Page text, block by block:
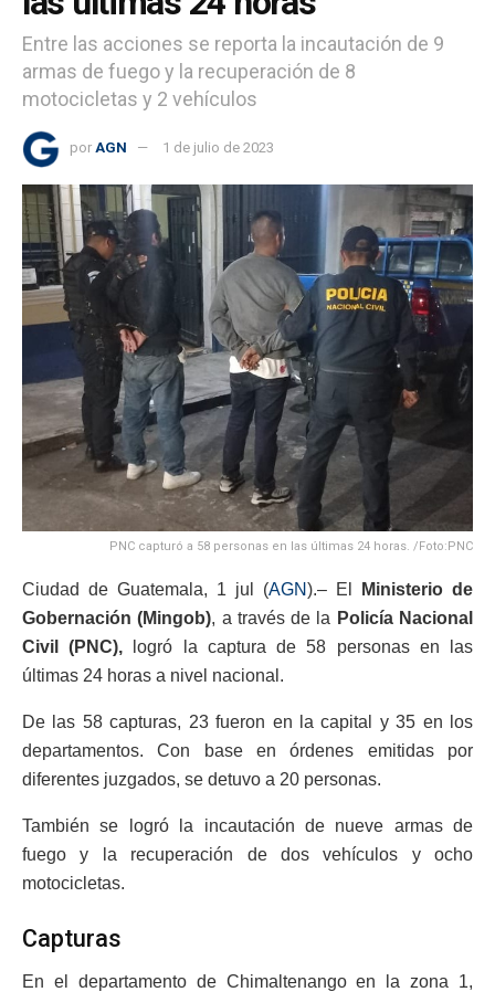
Entre las acciones se reporta la incautación de 9
armas de fuego y la recuperación de 8
motocicletas y 2 vehículos
por AGN 1 de julio de 2023
PNC capturó a 58 personas en las últimas 24 horas. /Foto:PNC
Ciudad de Guatemala, 1 jul (AGN).– El
Ministerio de
Gobernación (Mingob), a través de la Policía Nacional
Civil (PNC), logró la captura de 58 personas en las
últimas 24 horas a nivel nacional.
De las 58 capturas, 23 fueron en la capital y 35 en los
departamentos. Con base en órdenes emitidas por
diferentes juzgados, se detuvo a 20 personas.
También se logró la incautación de nueve armas de
fuego y la recuperación de dos vehículos y ocho
motocicletas.
Capturas
En el departamento de Chimaltenango en la zona 1,